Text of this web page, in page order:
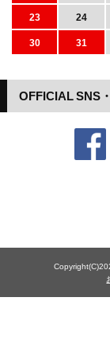
OFFICIAL SNS
23
24
30
31